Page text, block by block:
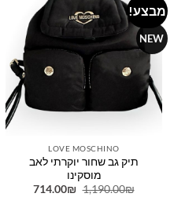
מבצע!
NEW
wishlist
LOVE MOSCHINO
תיק גב שחור יוקרתי לאב
מוסקינו
1,190.00₪
המחיר
714.00₪
המחיר